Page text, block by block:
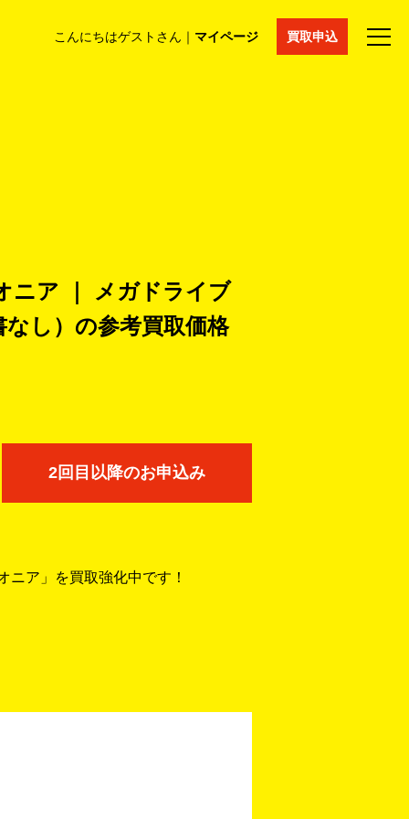
こんにちはゲストさん｜ マイページ 買取申込
コラム マイページ 採用情報 通販サイト
ニア ｜ メガドライブ
なし）の参考買取価格
2回目以降のお申込み
ニア」を買取強化中です！